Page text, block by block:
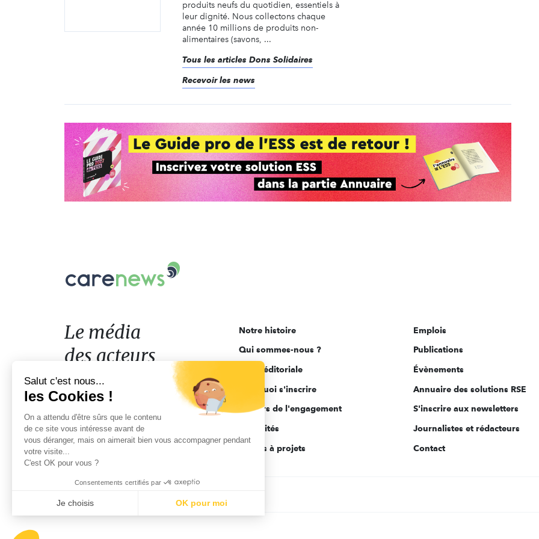
produits neufs du quotidien, essentiels à
leur dignité. Nous collectons chaque
année 10 millions de produits non-
alimentaires (savons, ...
Tous les articles Dons Solidaires
Recevoir les news
Le
acteurs
de
l'engagement
Le média
des acteurs
de l'engagement
Notre histoire
Qui sommes-nous ?
Ligne éditoriale
Pourquoi s'inscrire
Acteurs de l'engagement
Actualités
Appels à projets
Emplois
Publications
Évènements
Annuaire des solutions RSE
S'inscrire aux newsletters
Journalistes et rédacteurs
Contact
Salut c'est nous...
les Cookies !
On a attendu d'être sûrs que le contenu
de ce site vous intéresse avant de
vous déranger, mais on aimerait bien vous accompagner pendant
votre visite...
C'est OK pour vous ?
Consentements certifiés par
Je choisis OK pour moi